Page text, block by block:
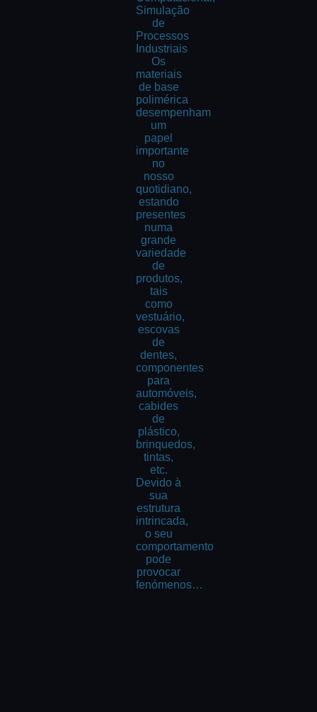
Simulação
de
Processos
Industriais
Os
materiais
de base
polimérica
desempenham
um
papel
importante
no
nosso
quotidiano,
estando
presentes
numa
grande
variedade
de
produtos,
tais
como
vestuário,
escovas
de
dentes,
componentes
para
automóveis,
cabides
de
plástico,
brinquedos,
tintas,
etc.
Devido à
sua
estrutura
intrincada,
o seu
comportamento
pode
provocar
fenómenos…